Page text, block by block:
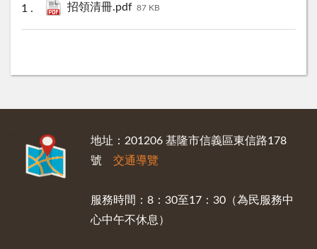
招領清冊.pdf 87 KB
地址：201206 基隆市信義區東信路178
號 交通導覽
服務時間：8：30至17：30（為民服務中
心中午不休息）